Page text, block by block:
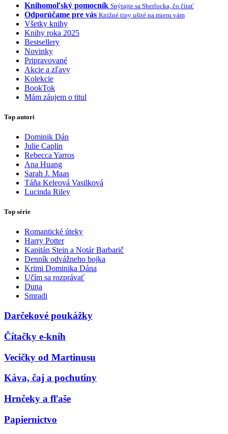
Knihomoľský pomocník Spýtajte sa Sherlocka, čo čítať
Odporúčame pre vás Knižné tipy ušité na mieru vám
Všetky knihy
Knihy roka 2025
Bestsellery
Novinky
Pripravované
Akcie a zľavy
Kolekcie
BookTok
Mám záujem o titul
Top autori
Dominik Dán
Julie Caplin
Rebecca Yarros
Ana Huang
Sarah J. Maas
Táňa Keleová Vasilková
Lucinda Riley
Top série
Romantické úteky
Harry Potter
Kapitán Stein a Notár Barbarič
Denník odvážneho bojka
Krimi Dominika Dána
Učím sa rozprávať
Duna
Smradi
Darčekové poukážky
Čítačky e-kníh
Vecičky od Martinusu
Káva, čaj a pochutiny
Hrnčeky a fľaše
Papiernictvo